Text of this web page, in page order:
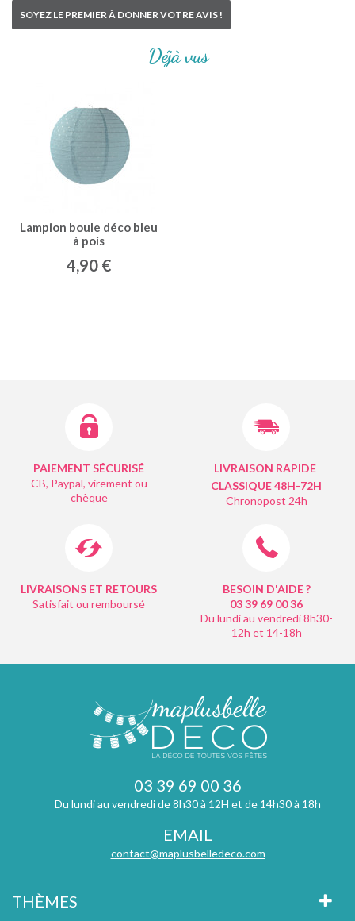
SOYEZ LE PREMIER À DONNER VOTRE AVIS !
Déjà vus
Lampion boule déco bleu
à pois
4,90 €
PAIEMENT SÉCURISÉ
CB, Paypal, virement ou
chèque
LIVRAISON RAPIDE
CLASSIQUE 48H-72H
Chronopost 24h
LIVRAISONS ET RETOURS
Satisfait ou remboursé
BESOIN D'AIDE ?
03 39 69 0036
Du lundi au vendredi 8h30-
12h et 14-18h
03 39 69 00 36
Du lundi au vendredi de 8h30 à 12H et de 14h30 à 18h
EMAIL
contact@maplusbelledeco.com
THÈMES